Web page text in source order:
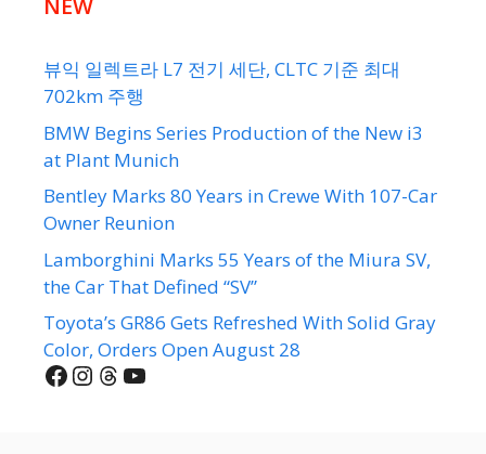
NEW
뷰익 일렉트라 L7 전기 세단, CLTC 기준 최대
702km 주행
BMW Begins Series Production of the New i3
at Plant Munich
Bentley Marks 80 Years in Crewe With 107-Car
Owner Reunion
Lamborghini Marks 55 Years of the Miura SV,
the Car That Defined “SV”
Toyota’s GR86 Gets Refreshed With Solid Gray
Color, Orders Open August 28
Facebook
Instagram
Threads
YouTube